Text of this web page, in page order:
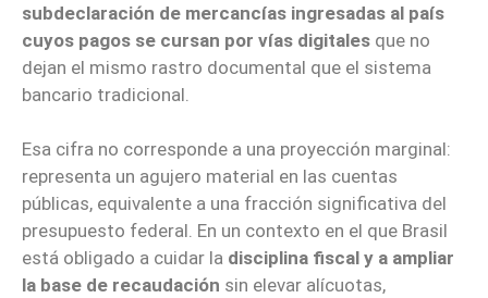
subdeclaración de mercancías ingresadas al país
cuyos pagos se cursan por vías digitales que no
dejan el mismo rastro documental que el sistema
bancario tradicional.
Esa cifra no corresponde a una proyección marginal:
representa un agujero material en las cuentas
públicas, equivalente a una fracción significativa del
presupuesto federal. En un contexto en el que Brasil
está obligado a cuidar la disciplina fiscal y a ampliar
la base de recaudación sin elevar alícuotas,